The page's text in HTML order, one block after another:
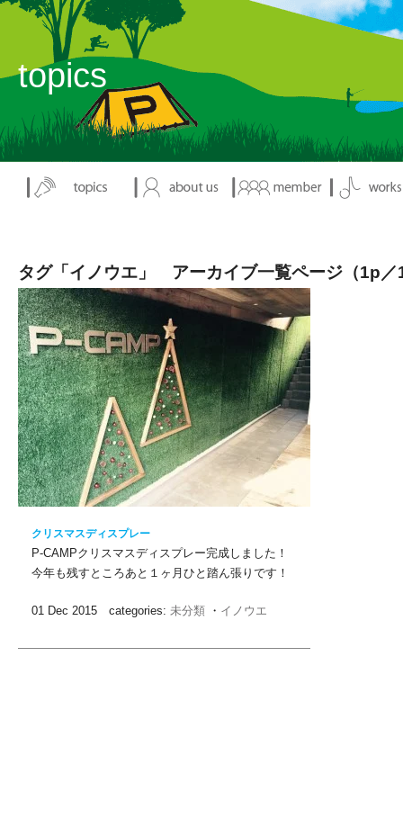
topics
タグ「イノウエ」 アーカイブ一覧ページ（1p／
クリスマスディスプレー
P-CAMPクリスマスディスプレー完成しました！
今年も残すところあと１ヶ月ひと踏ん張りです！
01 Dec 2015 categories: 未分類 ・ イノウエ